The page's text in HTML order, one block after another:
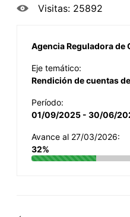
Visitas: 25892
Agencia Reguladora de
Eje temático:
Rendición de cuentas
Período:
01/09/2025 - 30/06/
Avance al 27/03/2026:
32%